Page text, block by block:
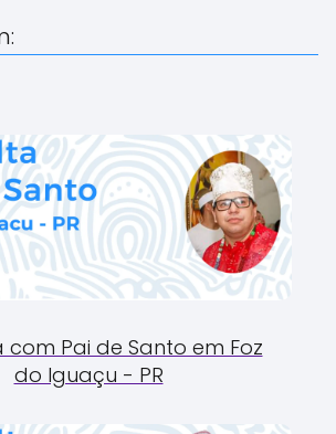
com Pai de Santo em Foz
do Iguaçu - PR